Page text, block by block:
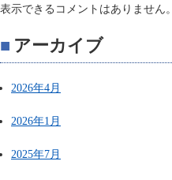
表示できるコメントはありません。
アーカイブ
2026年4月
2026年1月
2025年7月